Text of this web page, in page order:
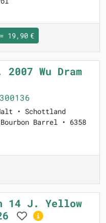
19,90 €
2007 Wu Dram
300136
• Schottland
Barrel • 6358
14 J. Yellow